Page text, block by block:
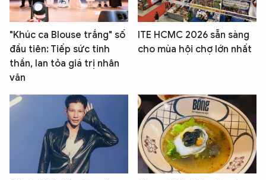
"Khúc ca Blouse trắng" số
đầu tiên: Tiếp sức tinh
thần, lan tỏa giá trị nhân
văn
ITE HCMC 2026 sẵn sàng
cho mùa hội chợ lớn nhất